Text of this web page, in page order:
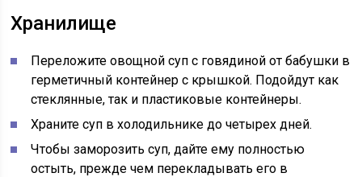
Хранилище
Переложите овощной суп с говядиной от бабушки в
герметичный контейнер с крышкой. Подойдут как
стеклянные, так и пластиковые контейнеры.
Храните суп в холодильнике дочетырех дней.
Чтобы заморозить суп, дайте ему полностью
остыть, прежде чем перекладывать его в